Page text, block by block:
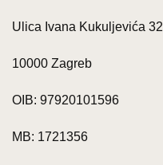
Ulica Ivana Kukuljevića 32
10000 Zagreb
OIB: 97920101596
MB: 1721356